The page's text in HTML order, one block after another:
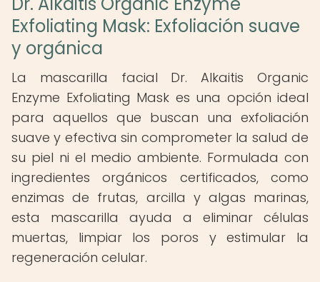
Exfoliating Mask: Exfoliación suave
y orgánica
La mascarilla facial Dr. Alkaitis Organic
Enzyme Exfoliating Mask es una opción ideal
para aquellos que buscan una exfoliación
suave y efectiva sin comprometer la salud de
su piel ni el medio ambiente. Formulada con
ingredientes orgánicos certificados, como
enzimas de frutas, arcilla y algas marinas,
esta mascarilla ayuda a eliminar células
muertas, limpiar los poros y estimular la
regeneración celular.